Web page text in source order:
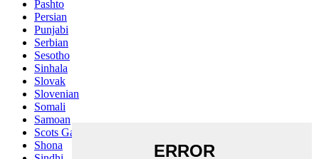
Pashto
Persian
Punjabi
Serbian
Sesotho
Sinhala
Slovak
Slovenian
Somali
Samoan
Scots Gaelic
Shona